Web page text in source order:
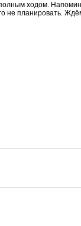
ходом.
не планировать.